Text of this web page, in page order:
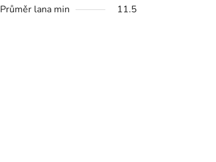
Průměr lana min
11.5